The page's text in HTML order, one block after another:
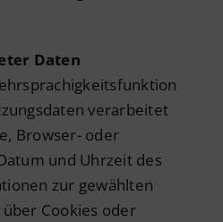
Daten
verarbeitet
Browser- oder
und Uhrzeit des
zur gewählten
über Cookies oder